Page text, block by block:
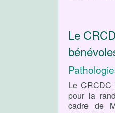
Le
Le CRCDC
pour la
cadre de